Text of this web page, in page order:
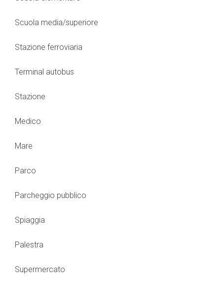
Scuola media/superiore
Stazione ferroviaria
Terminal autobus
Stazione
Medico
Mare
Parco
Parcheggio pubblico
Spiaggia
Palestra
Supermercato